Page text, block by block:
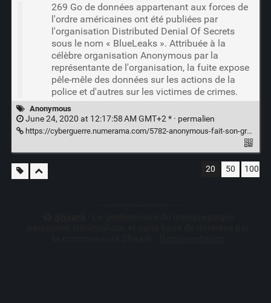
269 Go de données appartenant aux forces de
l'ordre américaines ont été publiées par
l'organisation Distributed Denial Of Secrets
sous le nom « BlueLeaks ». Attribuée à la
célèbre organisation Anonymous par la
représentante de l'organisation, la fuite expose
pêle-mêle des données sur les actions de la
police et d'autres sur les victimes de crimes.
Anonymous
June 24, 2020 at 12:17:58 AM GMT+2 * · permalien
https://cyberguerre.numerama.com/5782-anonymous-fait-son-grand-retour-avec-le-plus-gros-leak-de-lhistoire-de-la-police-americaine.html
20 50 100